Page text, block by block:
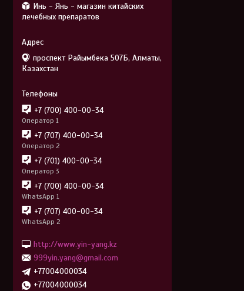
Инь - Янь - магазин китайских
лечебных препаратов
проспект Райымбека 507Б, Алматы,
Казахстан
+7 (700) 400-00-34
Оператор 1
+7 (707) 400-00-34
Оператор 2
+7 (701) 400-00-34
Оператор 3
+7 (700) 400-00-34
WhatsApp 1
+7 (707) 400-00-34
WhatsApp 2
http://www.yin-yang.kz
999yin.yang@gmail.com
+77004000034
+77004000034